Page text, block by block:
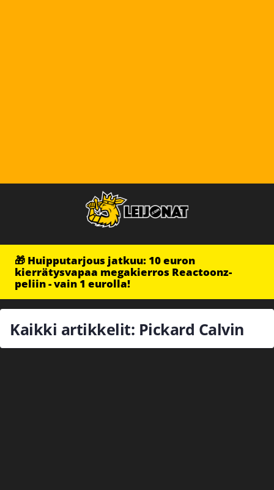
🎁 Huipputarjous jatkuu: 10 euron
kierrätysvapaa megakierros Reactoonz-
peliin - vain 1 eurolla!
Kaikki artikkelit: Pickard Calvin